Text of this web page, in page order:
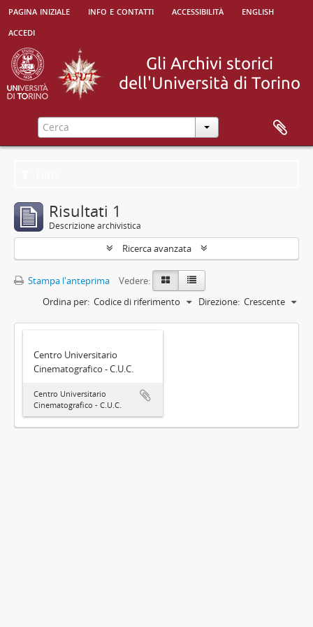
pagina iniziale info e contatti accessibilità
english
accedi
Risultati 1
Descrizione archivistica
Ricerca avanzata
Stampa l'anteprima
Vedere:
Ordina per: Codice di riferimento Direzione: Crescente
Centro Universitario
Cinematografico - C.U.C.
Centro Universitario
Cinematografico - C.U.C.